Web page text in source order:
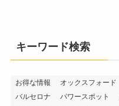
キーワード検索
お得な情報 オックスフォード
バルセロナ
パワースポット